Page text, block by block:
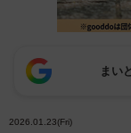
まい
2026.01.23(Fri)